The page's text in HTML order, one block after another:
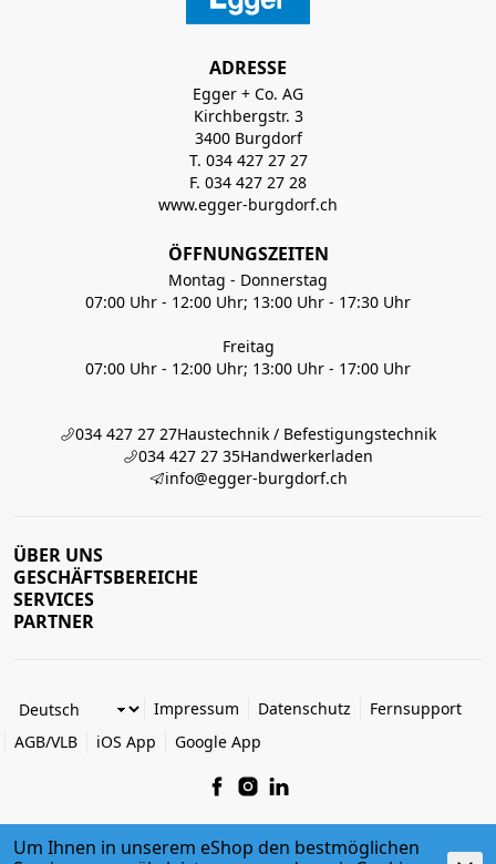
ADRESSE
Egger + Co. AG
Kirchbergstr. 3
3400 Burgdorf
T. 034 427 27 27
F. 034 427 27 28
www.egger-burgdorf.ch
ÖFFNUNGSZEITEN
Montag - Donnerstag
07:00 Uhr - 12:00 Uhr; 13:00 Uhr - 17:30 Uhr
Freitag
07:00 Uhr - 12:00 Uhr; 13:00 Uhr - 17:00 Uhr
034 427 27 27Haustechnik / Befestigungstechnik
034 427 27 35Handwerkerladen
info@egger-burgdorf.ch
ÜBER UNS
GESCHÄFTSBEREICHE
SERVICES
PARTNER
Impressum Datenschutz
Fernsupport
AGB/VLB
iOS App Google App
Um Ihnen in unserem eShop den bestmöglichen